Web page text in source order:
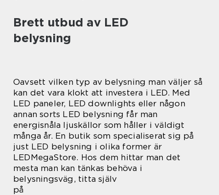
Brett utbud av LED
belysning
Oavsett vilken typ av belysning man väljer så
kan det vara klokt att investera i LED. Med
LED paneler, LED downlights eller någon
annan sorts LED belysning får man
energisnåla ljuskällor som håller i väldigt
många år. En butik som specialiserat sig på
just LED belysning i olika former är
LEDMegaStore. Hos dem hittar man det
mesta man kan tänkas behöva i
belysningsväg, titta själv
på